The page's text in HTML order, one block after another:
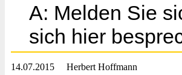
A: Melden Sie
sich hier
14.07.2015 Herbert Hoffmann